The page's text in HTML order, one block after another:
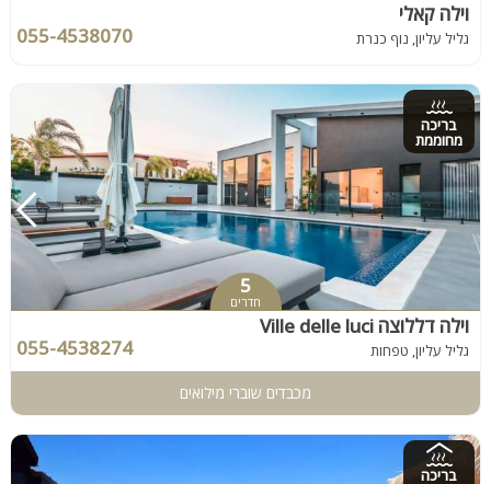
וילה קאלי
גליל עליון, נוף כנרת 055-4538070
בריכה
מחוממת
5
חדרים
וילה דללוצה Ville delle luci
גליל עליון, טפחות 055-4538274
מכבדים שוברי מילואים
בריכה